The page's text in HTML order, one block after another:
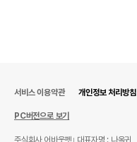
서비스 이용약관 개인정보 처리방침
PC버전으로 보기
주식회사 어바웃펫 대표자명 : 나옥귀